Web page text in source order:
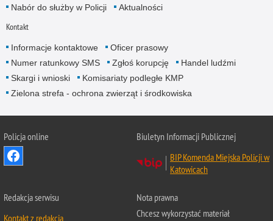
Nabór do służby w Policji Aktualności
Kontakt
Informacje kontaktowe
Oficer prasowy
Numer ratunkowy SMS
Zgłoś korupcję
Handel ludźmi
Skargi i wnioski
Komisariaty podległe KMP
Zielona strefa - ochrona zwierząt i środkowiska
Policja online
Biuletyn Informacji Publicznej
BIP Komenda Miejska Policji w
Katowicach
Redakcja serwisu
Kontakt z redakcją
Nota prawna
Chcesz wykorzystać materiał